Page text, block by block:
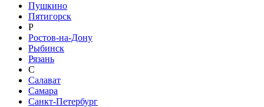
Пушкино
Пятигорск
Р
Ростов-на-Дону
Рыбинск
Рязань
С
Салават
Самара
Санкт-Петербург